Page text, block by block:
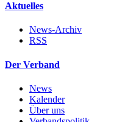
Aktuelles
News-Archiv
RSS
Der Verband
News
Kalender
Über uns